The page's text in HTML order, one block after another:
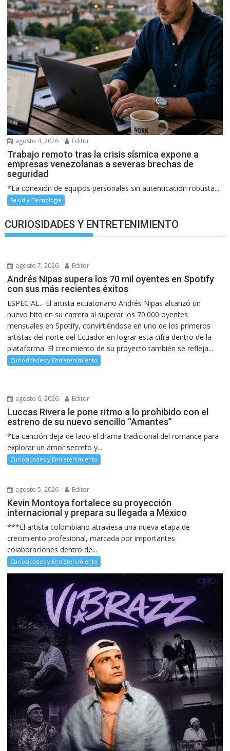
agosto 4, 2026 Editor
Trabajo remoto tras la crisis sísmica expone a
empresas venezolanas a severas brechas de
seguridad
*La conexión de equipos personales sin autenticación robusta...
Salud y Tecnología
CURIOSIDADES Y ENTRETENIMIENTO
agosto 7, 2026 Editor
Andrés Nipas supera los 70 mil oyentes en Spotify
con sus más recientes éxitos
ESPECIAL.- El artista ecuatoriano Andrés Nipas alcanzó un
nuevo hito en su carrera al superar los 70.000 oyentes
mensuales en Spotify, convirtiéndose en uno de los primeros
artistas del norte del Ecuador en lograr esta cifra dentro de la
plataforma. El crecimiento de su proyecto también se refleja...
Curiosidades y Entretenimiento
agosto 6, 2026 Editor
Luccas Rivera le pone ritmo a lo prohibido con el
estreno de su nuevo sencillo “Amantes”
*La canción deja de lado el drama tradicional del romance para
explorar un amor secreto y...
Curiosidades y Entretenimiento
agosto 5, 2026 Editor
Kevin Montoya fortalece su proyección
internacional y prepara su llegada a México
***El artista colombiano atraviesa una nueva etapa de
crecimiento profesional, marcada por importantes
colaboraciones dentro de...
Curiosidades y Entretenimiento